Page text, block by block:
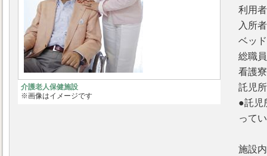
介護老人保健施設
※画像はイメージです
利用
入所
ベッ
総職
看護
託児
●託児
って
施設